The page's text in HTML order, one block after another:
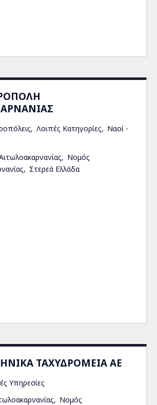
Λοιπές Κατηγορίες
Ναοί -
Νομός
Στερεά Ελλάδα
ΤΑΧΥΔΡΟΜΕΙΑ ΑΕ
Υπηρεσίες
Νομός